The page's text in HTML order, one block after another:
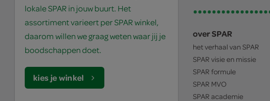
lokale SPAR in jouw buurt. Het
assortiment varieert per SPAR winkel,
daarom willen we graag weten waar jij je
boodschappen doet.
kies je winkel
over SPAR
het verhaal van SPAR
SPAR visie en missie
SPAR formule
SPAR MVO
SPAR academie